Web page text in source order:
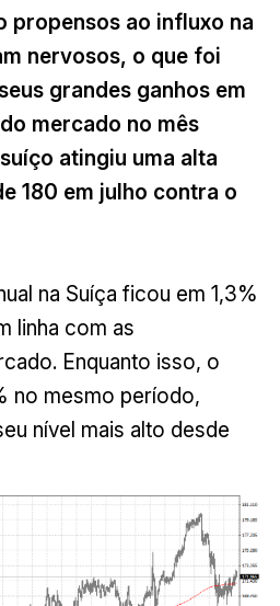
propensos ao influxo na
nervosos, o que foi
grandes ganhos em
mercado no mês
atingiu uma alta
180 em julho contra o
na Suíça ficou em 1,3%
linha com as
Enquanto isso, o
no mesmo período,
nível mais alto desde